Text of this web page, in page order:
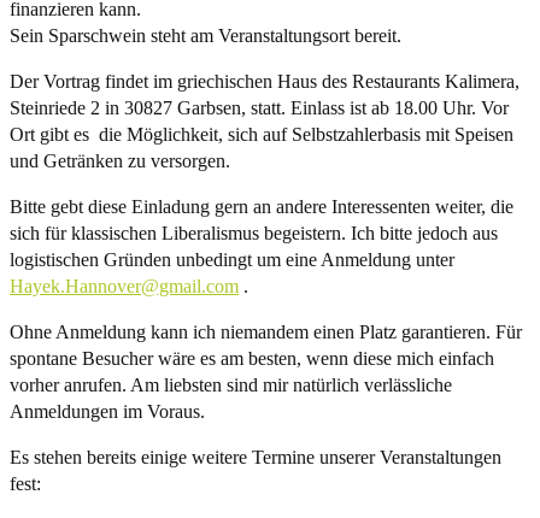
finanzieren kann.
Sein Sparschwein steht am Veranstaltungsort bereit.
Der Vortrag findet im griechischen Haus des Restaurants Kalimera,
Steinriede 2 in 30827 Garbsen, statt. Einlass ist ab 18.00 Uhr. Vor
Ort gibt es die Möglichkeit, sich auf Selbstzahlerbasis mit Speisen
und Getränken zu versorgen.
Bitte gebt diese Einladung gern an andere Interessenten weiter, die
sich für klassischen Liberalismus begeistern. Ich bitte jedoch aus
logistischen Gründen unbedingt um eine Anmeldung unter
Hayek.Hannover@gmail.com .
Ohne Anmeldung kann ich niemandem einen Platz garantieren. Für
spontane Besucher wäre es am besten, wenn diese mich einfach
vorher anrufen. Am liebsten sind mir natürlich verlässliche
Anmeldungen im Voraus.
Es stehen bereits einige weitere Termine unserer Veranstaltungen
fest: